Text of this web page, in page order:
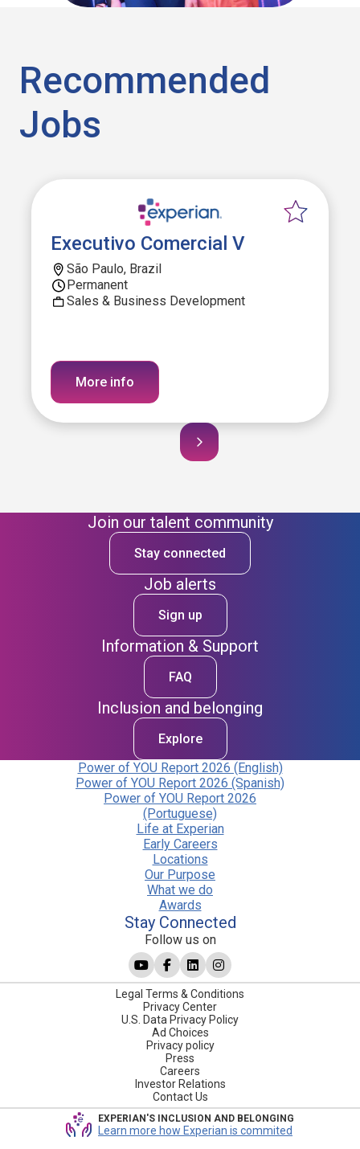
Recommended
Jobs
Executivo Comercial V
São Paulo, Brazil
Permanent
Sales & Business Development
More info
Join our talent community
Stay connected
Job alerts
Sign up
Information & Support
FAQ
Inclusion and belonging
Explore
Power of YOU Report 2026 (English)
Power of YOU Report 2026 (Spanish)
Power of YOU Report 2026
(Portuguese)
Life at Experian
Early Careers
Locations
Our Purpose
What we do
Awards
Stay Connected
Follow us on
Legal Terms & Conditions
Privacy Center
U.S. Data Privacy Policy
Ad Choices
Privacy policy
Press
Careers
Investor Relations
Contact Us
EXPERIAN'S INCLUSION AND BELONGING
Learn more how Experian is commited